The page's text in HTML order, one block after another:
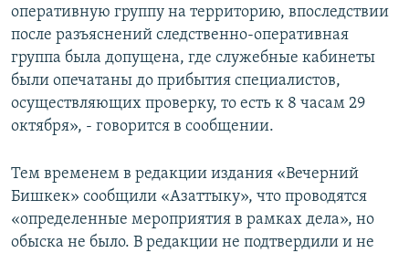
оперативную группу на территорию, впоследствии
после разъяснений следственно-оперативная
группа была допущена, где служебные кабинеты
были опечатаны до прибытия специалистов,
осуществляющих проверку, то есть к 8 часам 29
октября», - говорится в сообщении.
Тем временем в редакции издания «Вечерний
Бишкек» сообщили «Азаттыку», что проводятся
«определенные мероприятия в рамках дела», но
обыска не было. В редакции не подтвердили и не